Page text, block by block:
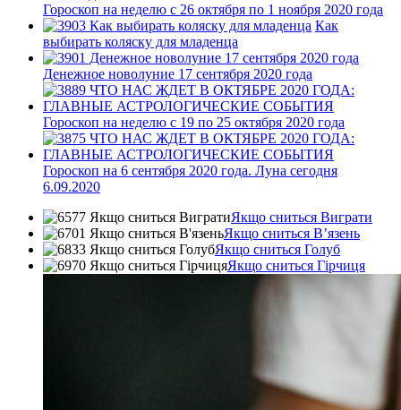
Гороскоп на неделю с 26 октября по 1 ноября 2020 года
Как
выбирать коляску для младенца
Денежное новолуние 17 сентября 2020 года
Гороскоп на неделю с 19 по 25 октября 2020 года
Гороскоп на 6 сентября 2020 года. Луна сегодня
6.09.2020
Якщо сниться Виграти
Якщо сниться В’язень
Якщо сниться Голуб
Якщо сниться Гірчиця